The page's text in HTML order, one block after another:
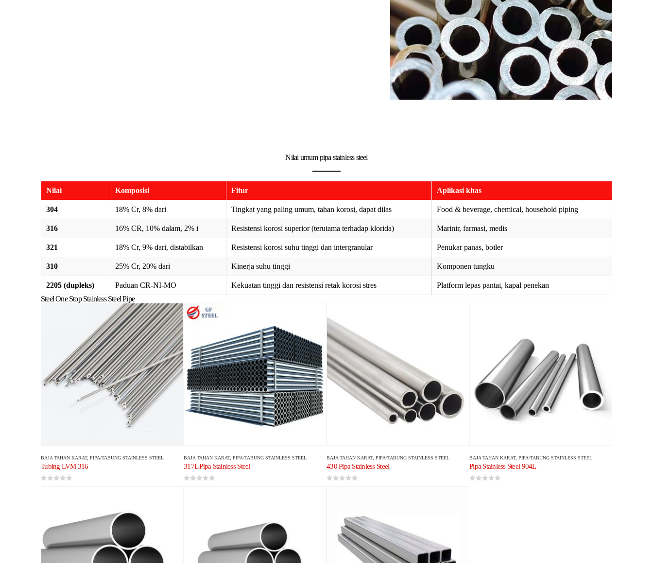
Nilai umum pipa stainless steel
Nilai Komposisi Fitur Aplikasi khas
304 18% Cr, 8% dari Tingkat yang paling umum, tahan korosi, dapat dilas Food & beverage, chemical, household piping
316 16% CR, 10% dalam, 2% i Resistensi korosi superior (terutama terhadap klorida) Marinir, farmasi, medis
321 18% Cr, 9% dari, distabilkan Resistensi korosi suhu tinggi dan intergranular Penukar panas, boiler
310 25% Cr, 20% dari Kinerja suhu tinggi Komponen tungku
2205 (dupleks) Paduan CR-NI-MO Kekuatan tinggi dan resistensi retak korosi stres
Platform lepas pantai, kapal penekan
Steel One Stop Stainless Steel Pipe
BAJA TAHAN KARAT, PIPA/TABUNG STAINLESS STEEL
Tubing LVM 316
BAJA TAHAN KARAT, PIPA/TABUNG STAINLESS STEEL
317L Pipa Stainless Steel
BAJA TAHAN KARAT, PIPA/TABUNG STAINLESS STEEL
430 Pipa Stainless Steel
BAJA TAHAN KARAT, PIPA/TABUNG STAINLESS STEEL
Pipa Stainless Steel 904L